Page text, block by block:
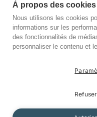
Ce site a été réalisé avec l’aide
©Champ
À propos des
Nous utilisons les cookies
informations sur les
des fonctionnalités de
personnaliser le contenu et